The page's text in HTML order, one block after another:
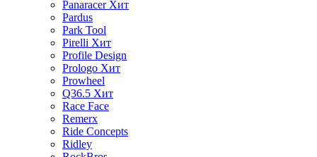
Panaracer Хит
Pardus
Park Tool
Pirelli Хит
Profile Design
Prologo Хит
Prowheel
Q36.5 Хит
Race Face
Remerx
Ride Concepts
Ridley